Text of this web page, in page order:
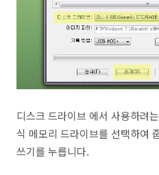
디스크 드라이브 에서 사용하려
식 메모리 드라이브를 선택하여
쓰기를 누릅니다.